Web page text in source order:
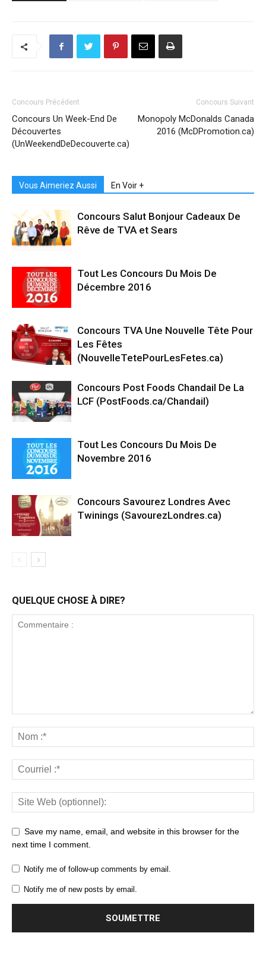
Concours Précédent
Concours Un Week-End De
Découvertes
(UnWeekendDeDecouverte.ca)
Concours Suivant
Monopoly McDonalds Canada
2016 (McDPromotion.ca)
Vous Aimeriez Aussi En Voir +
Concours Salut Bonjour Cadeaux De
Rêve de TVA et Sears
Tout Les Concours Du Mois De
Décembre 2016
Concours TVA Une Nouvelle Tête Pour
Les Fêtes
(NouvelleTetePourLesFetes.ca)
Concours Post Foods Chandail De La
LCF (PostFoods.ca/Chandail)
Tout Les Concours Du Mois De
Novembre 2016
Concours Savourez Londres Avec
Twinings (SavourezLondres.ca)
QUELQUE CHOSE À DIRE?
Save my name, email, and website in this browser for the
next time I comment.
Notify me of follow-up comments by email.
Notify me of new posts by email.